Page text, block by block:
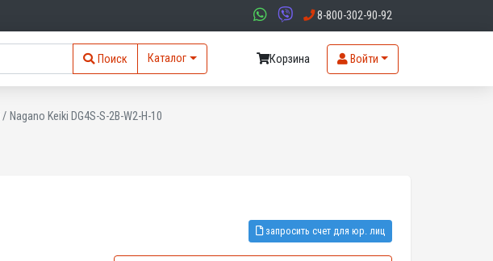
8-800-302-90-92
Поиск Каталог Корзина Войти
Nagano Keiki DG4S-S-2B-W2-H-10
запросить счет для юр. лиц